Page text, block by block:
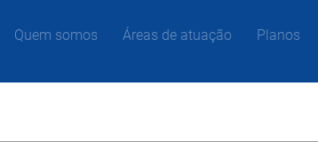
Quem somos Áreas de atuação Planos